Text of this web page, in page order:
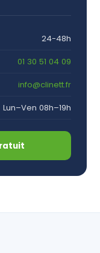
24-48h
01 30 51 04 09
info@clinett.fr
Lun–Ven 08h–19h